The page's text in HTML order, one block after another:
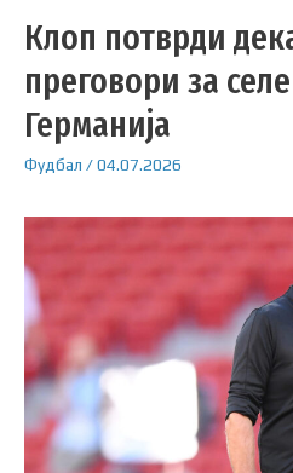
Клоп потврди
преговори за
Германија
Фудбал /04.07.2026